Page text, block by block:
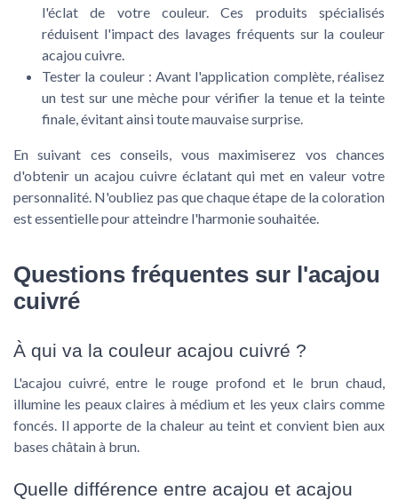
l'éclat de votre couleur. Ces produits spécialisés
réduisent l'impact des lavages fréquents sur la couleur
acajou cuivre.
Tester la couleur : Avant l'application complète, réalisez
un test sur une mèche pour vérifier la tenue et la teinte
finale, évitant ainsi toute mauvaise surprise.
En suivant ces conseils, vous maximiserez vos chances
d'obtenir un acajou cuivre éclatant qui met en valeur votre
personnalité. N'oubliez pas que chaque étape de la coloration
est essentielle pour atteindre l'harmonie souhaitée.
Questions fréquentes sur l'acajou
cuivré
À qui va la couleur acajou cuivré ?
L'acajou cuivré, entre le rouge profond et le brun chaud,
illumine les peaux claires à médium et les yeux clairs comme
foncés. Il apporte de la chaleur au teint et convient bien aux
bases châtain à brun.
Quelle différence entre acajou et acajou